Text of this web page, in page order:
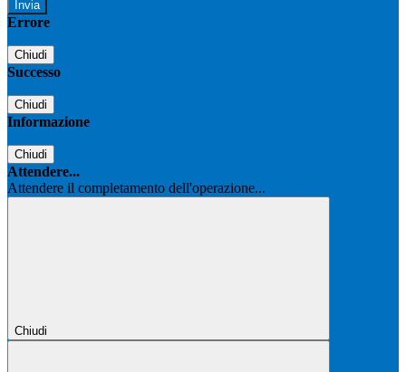
Errore
Chiudi
Successo
Chiudi
Informazione
Chiudi
Attendere...
Attendere il completamento dell'operazione...
Chiudi